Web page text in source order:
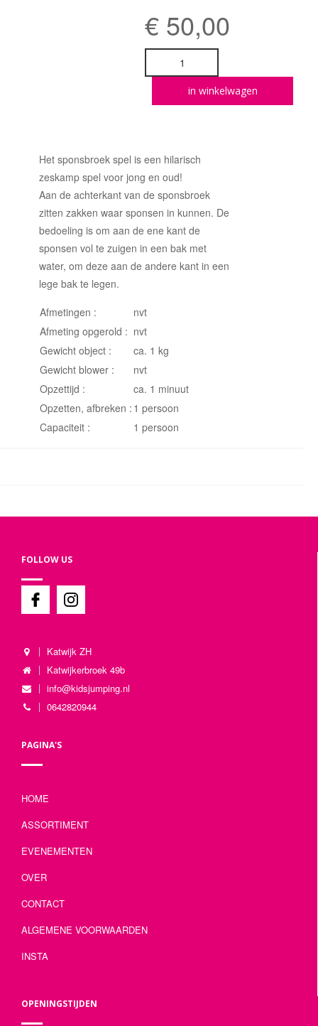
€ 50,00
in winkelwagen
Het sponsbroek spel is een hilarisch
zeskamp spel voor jong en oud!
Aan de achterkant van de sponsbroek
zitten zakken waar sponsen in kunnen. De
bedoeling is om aan de ene kant de
sponsen vol te zuigen in een bak met
water, om deze aan de andere kant in een
lege bak te legen.
Afmetingen :
nvt
Afmeting opgerold : nvt
Gewicht object :
ca. 1 kg
Gewicht blower :
nvt
Opzettijd :
ca. 1 minuut
Opzetten, afbreken : 1 persoon
Capaciteit :
1 persoon
FOLLOW US
Katwijk ZH
Katwijkerbroek 49b
info@kidsjumping.nl
0642820944
PAGINA'S
HOME
ASSORTIMENT
EVENEMENTEN
OVER
CONTACT
ALGEMENE VOORWAARDEN
INSTA
OPENINGSTIJDEN